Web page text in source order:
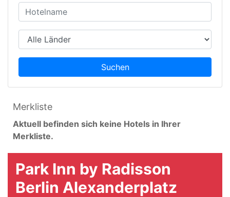
Suchen
Merkliste
Aktuell befinden sich keine Hotels in Ihrer
Merkliste.
Park Inn by Radisson
Berlin Alexanderplatz